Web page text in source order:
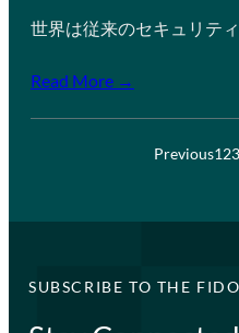
世界は従来のセキュリテ
Read More →
Previous123
SUBSCRIBE TO THE